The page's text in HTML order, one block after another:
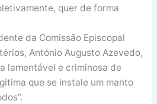
quer de forma
da Comissão Episcopal
António Augusto Azevedo,
lamentável e criminosa de
que se instale um manto